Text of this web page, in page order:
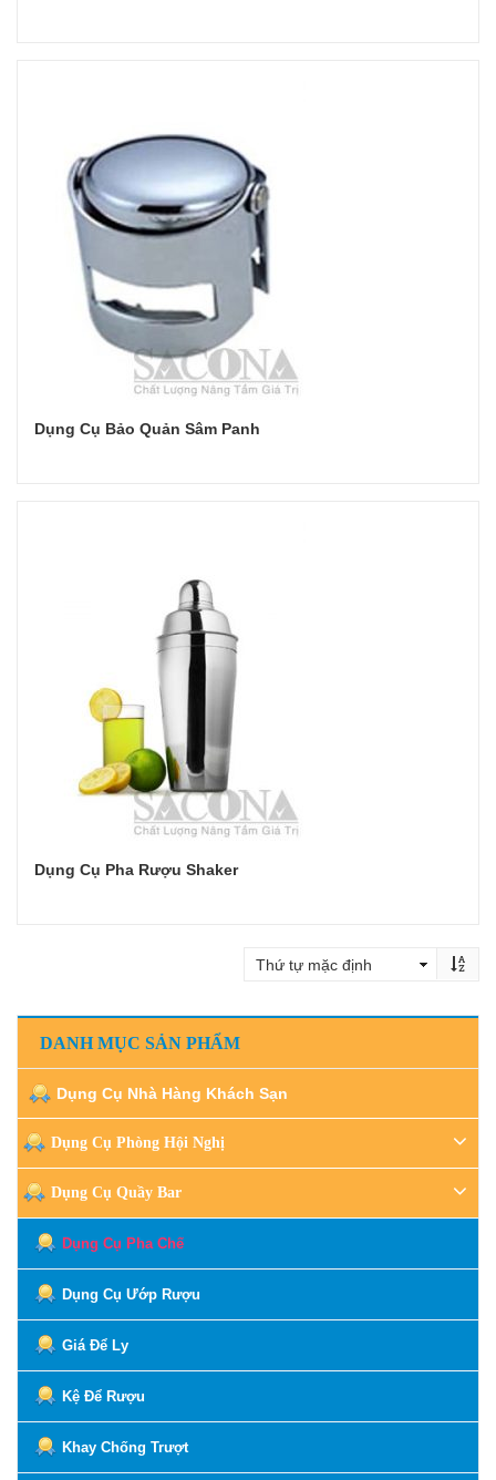
Dụng Cụ Bảo Quản Sâm Panh
Dụng Cụ Pha Rượu Shaker
DANH MỤC SẢN PHẨM
Dụng Cụ Nhà Hàng Khách Sạn
Dụng Cụ Phòng Hội Nghị
Dụng Cụ Quầy Bar
Dụng Cụ Pha Chế
Dụng Cụ Ướp Rượu
Giá Để Ly
Kệ Để Rượu
Khay Chống Trượt